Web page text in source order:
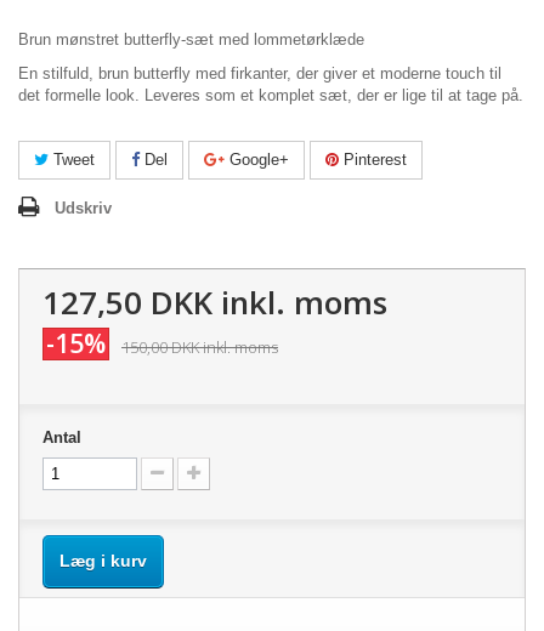
Brun mønstret butterfly-sæt med lommetørklæde
En stilfuld, brun butterfly med firkanter, der giver et moderne touch til
det formelle look. Leveres som et komplet sæt, der er lige til at tage på.
Tweet Del Google+ Pinterest
Udskriv
127,50 DKK inkl. moms
-15% 150,00 DKKinkl. moms
Antal
Læg i kurv